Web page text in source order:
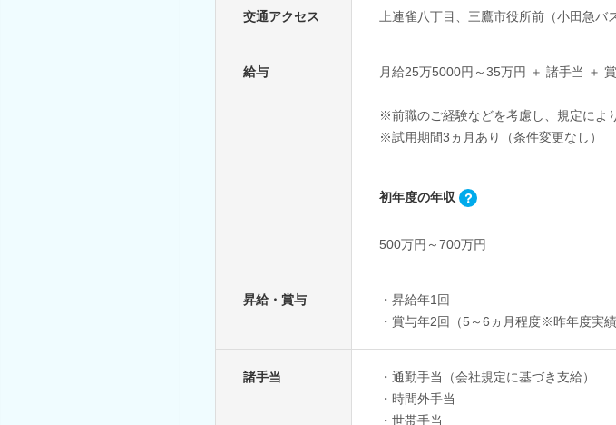
交通アクセス 上連雀八丁目、三鷹市役所前（小田急バ
給与 月給25万5000円～35万円 ＋ 諸手当 ＋
※前職のご経験などを考慮し、規定によ
※試用期間3ヵ月あり（条件変更なし）
初年度の年収
500万円～700万円
昇給・賞与
・昇給年1回
・賞与年2回（5～6ヵ月程度※昨年度実績
諸手当
・通勤手当（会社規定に基づき支給）
・時間外手当
・世帯手当